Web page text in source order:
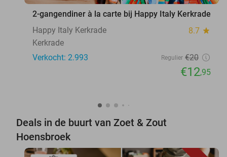
2-gangendiner à la carte bij Happy Italy Kerkrade
Happy Italy Kerkrade
8.7 star
Kerkrade
Verkocht: 2.993
Regulier €20
€12,95
Deals in de buurt van Zoet & Zout
Hoensbroek